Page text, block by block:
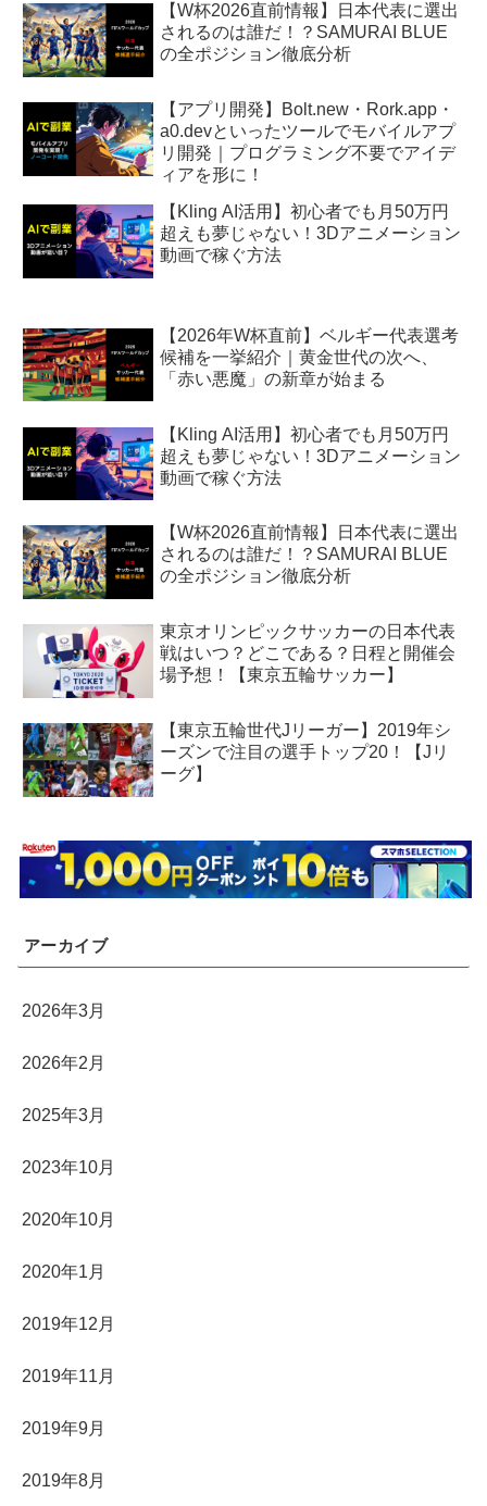
【W杯2026直前情報】日本代表に選出
されるのは誰だ！？SAMURAI BLUE
の全ポジション徹底分析
【アプリ開発】Bolt.new・Rork.app・
a0.devといったツールでモバイルアプ
リ開発｜プログラミング不要でアイデ
ィアを形に！
【Kling AI活用】初心者でも月50万円
超えも夢じゃない！3Dアニメーション
動画で稼ぐ方法
【2026年W杯直前】ベルギー代表選考
候補を一挙紹介｜黄金世代の次へ、
「赤い悪魔」の新章が始まる
【Kling AI活用】初心者でも月50万円
超えも夢じゃない！3Dアニメーション
動画で稼ぐ方法
【W杯2026直前情報】日本代表に選出
されるのは誰だ！？SAMURAI BLUE
の全ポジション徹底分析
東京オリンピックサッカーの日本代表
戦はいつ？どこである？日程と開催会
場予想！【東京五輪サッカー】
【東京五輪世代Jリーガー】2019年シ
ーズンで注目の選手トップ20！【Jリ
ーグ】
アーカイブ
2026年3月
2026年2月
2025年3月
2023年10月
2020年10月
2020年1月
2019年12月
2019年11月
2019年9月
2019年8月